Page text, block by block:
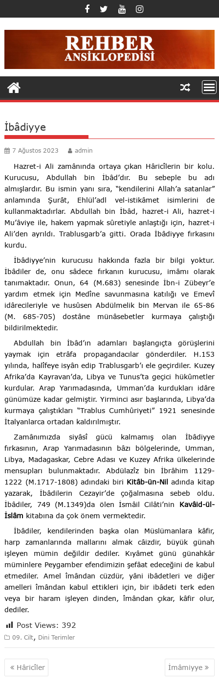
to
content
İbâdiyye
7 Ağustos 2023 admin
Hazret-i Ali zamânında ortaya çıkan Hâricîlerin bir kolu.
Kurucusu, Abdullah bin İbâd’dır. Bu sebeple bu adı
almışlardır. Bu ismin yanı sıra, “kendilerini Allah’a satanlar”
anlamında Şurât, Ehlül’adl vel-istikâmet isimlerini de
kullanmaktadırlar. Abdullah bin İbâd, hazret-i Ali, hazret-i
Mu’âviye ile, hakem yapmak sûretiyle anlaştığı için, hazret-i
Ali’den ayrıldı. Trablusgarb’a gitti. Orada İbâdiyye fırkasını
kurdu.
İbâdiyye’nin kurucusu hakkında fazla bir bilgi yoktur.
İbâdiler de, onu sâdece fırkanın kurucusu, imâmı olarak
tanımaktadır. Onun, 64 (M.683) senesinde İbn-i Zübeyr’e
yardım etmek için Medîne savunmasına katılığı ve Emevî
idârecileriyle ve husûsen Abdülmelik bin Mervan ile 65-86
(M. 685-705) dostâne münâsebetler kurmaya çalıştığı
bildirilmektedir.
Abdullah bin İbâd’ın adamları başlangıçta görüşlerini
yaymak için etrâfa propagandacılar gönderdiler. H.153
yılında, halîfeye isyân edip Trablusgarb’ı ele geçirdiler. Kuzey
Afrika’da Kayravan’da, Libya ve Tunus’ta geçici hükûmetler
kurdular. Arap Yarımadasında, Umman’da kurdukları idâre
günümüze kadar gelmiştir. Yirminci asır başlarında, Libya’da
kurmaya çalıştıkları “Trablus Cumhûriyeti” 1921 senesinde
İtalyanlarca ortadan kaldırılmıştır.
Zamânımızda siyâsî gücü kalmamış olan İbâdiyye
fırkasının, Arap Yarımadasının bâzı bölgelerinde, Umman,
Libya, Madagaskar, Cebre Adası ve Kuzey Afrika ülkelerinde
mensupları bulunmaktadır. Abdülazîz bin İbrâhim 1129-
1222 (M.1717-1808) adındaki biri Kitâb-ün-Nil adında kitap
yazarak, İbâdilerin Cezayir’de çoğalmasına sebeb oldu.
İbâdiler, 749 (M.1349)da ölen İsmâil Cilâti’nin Kavâid-ül-
İslâm kitabına da çok önem vermektedir.
İbâdiler, kendilerinden başka olan Müslümanlara kâfir,
harp zamanlarında mallarını almak câizdir, büyük günah
işleyen mümin değildir dediler. Kıyâmet günü günahkâr
müminlere Peygamber efendimizin şefâat edeceğini de kabul
etmediler. Amel îmândan cüzdür, yâni ibâdetleri ve diğer
amelleri îmândan kabul ettikleri için, bir ibâdeti terk eden
veya bir haram işleyen dinden, îmândan çıkar, kâfir olur,
dediler.
Post Views: 392
09. Cilt, Dini Terimler
Yazı
gezinmesi
Hâricîler İmâmiyye